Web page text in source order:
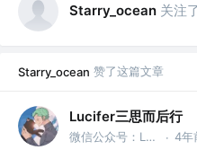
Starry_ocean 关注
Starry_ocean 赞了这篇文章
Lucifer三思而后行
微信公众号：Lucifer三思而后行 · 4年